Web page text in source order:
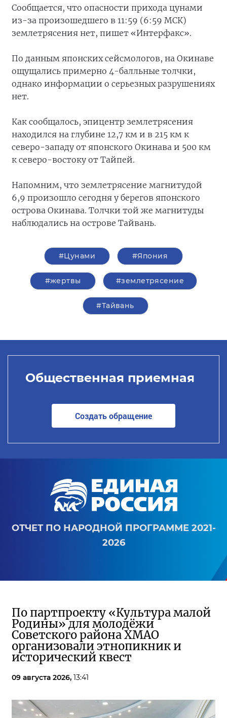
Сообщается, что опасности прихода цунами
из-за произошедшего в 11:59 (6:59 МСК)
землетрясения нет, пишет «Интерфакс».
По данным японских сейсмологов, на Окинаве
ощущались примерно 4-балльные толчки,
однако информации о серьезных разрушениях
нет.
Как сообщалось, эпицентр землетрясения
находился на глубине 12,7 км и в 215 км к
северо-западу от японского Окинава и 500 км
к северо-востоку от Тайпей.
Напомним, что землетрясение магнитудой
6,9 произошло сегодня у берегов японского
острова Окинава. Толчки той же магнитуды
наблюдались на острове Тайвань.
#Цунами #Япония
#жертвы #землетрясение
#Тайвань
Общественная приемная
Создать обращение
ОТЧЕТ ПО НАРОДНОЙ ПРОГРАММЕ 2021-
2026
По партпроекту «Культура малой
Родины» для молодёжи
Советского района ХМАО
организовали этнопикник и
исторический квест
09 августа 2026, 13:41